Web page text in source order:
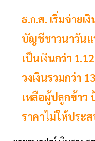
ธ.ก.ส. เริ่มจ่ายเ
บัญชีชาวนาวันแ
เป็นเงินกว่า
วงเงินรวมกว่า
เหลือผู้ปลูกข้าว
ราคาไม่ให้ประ